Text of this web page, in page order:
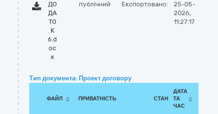
ДО
ДА
ТО
К
6.d
oc
x
публічний Експортовано:
25-05-
2026,
11:27:17
Тип документа: Проект договору
ФАЙЛ ПРИВАТНІСТЬ СТАН
ДАТА
ТА
ЧАС